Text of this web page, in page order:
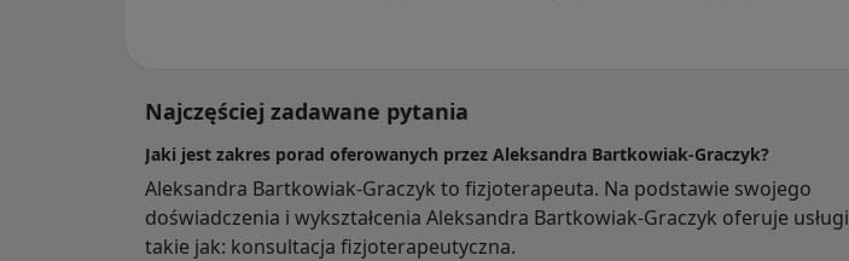
Najczęściej zadawane pytania
Jaki jest zakres porad oferowanych przez Aleksandra Bartkowiak-Graczyk?
Aleksandra Bartkowiak-Graczyk to fizjoterapeuta. Na podstawie swojego
doświadczenia i wykształcenia Aleksandra Bartkowiak-Graczyk oferuje usługi
takie jak: konsultacja fizjoterapeutyczna.